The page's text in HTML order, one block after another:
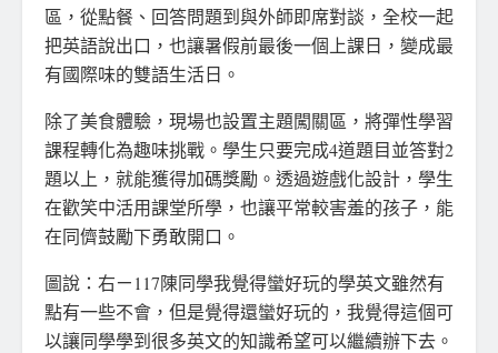
區，從點餐、回答問題到與外師即席對談，全校一起
把英語說出口，也讓暑假前最後一個上課日，變成最
有國際味的雙語生活日。
除了美食體驗，現場也設置主題闖關區，將彈性學習
課程轉化為趣味挑戰。學生只要完成4道題目並答對2
題以上，就能獲得加碼獎勵。透過遊戲化設計，學生
在歡笑中活用課堂所學，也讓平常較害羞的孩子，能
在同儕鼓勵下勇敢開口。
圖說：右ㄧ117陳同學我覺得蠻好玩的學英文雖然有
點有一些不會，但是覺得還蠻好玩的，我覺得這個可
以讓同學學到很多英文的知識希望可以繼續辦下去。